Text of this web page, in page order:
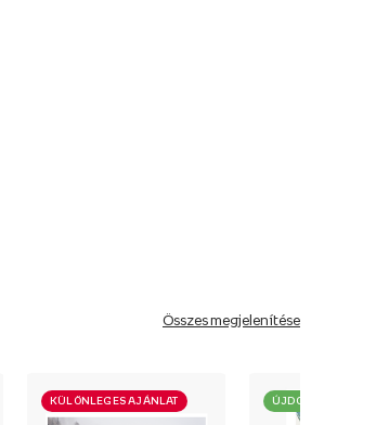
Összes megjelenítése
KÜLÖNLEGES AJÁNLAT ÚJDONSÁG